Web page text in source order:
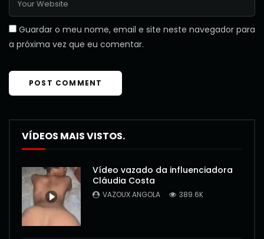
Guardar o meu nome, email e site neste navegador para
a próxima vez que eu comentar.
VÍDEOS MAIS VISTOS.
Vídeo vazado da influenciadora
Cláudia Costa
VAZOUX ANGOLA 389.6K